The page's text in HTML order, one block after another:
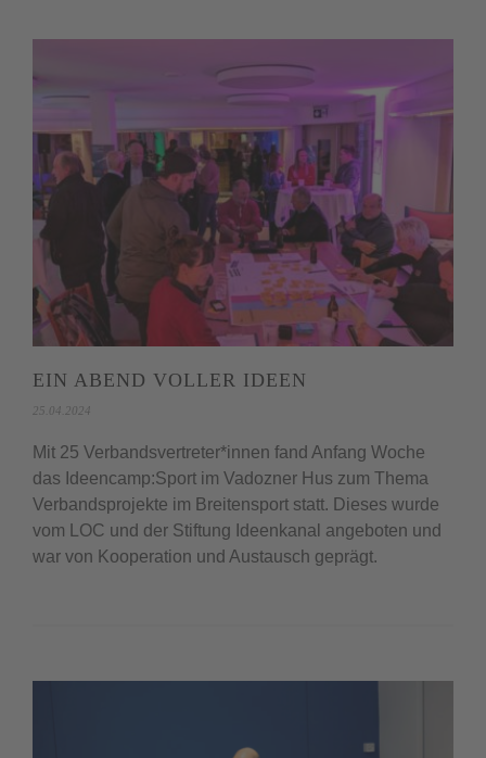
EIN ABEND VOLLER IDEEN
25.04.2024
Mit 25 Verbandsvertreter*innen fand Anfang Woche
das Ideencamp:Sport im Vadozner Hus zum Thema
Verbandsprojekte im Breitensport statt. Dieses wurde
vom LOC und der Stiftung Ideenkanal angeboten und
war von Kooperation und Austausch geprägt.